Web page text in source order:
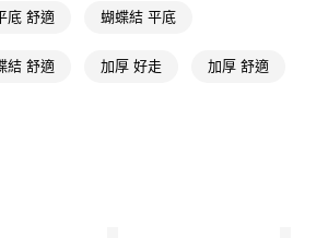
服務購買商品或服務，並由商店將買賣／分期付款
哥付你分期」之契約關係目的，商店將以您的個人
閱以下連結：
當下不需立刻繳費，但若您需要取消訂單，請聯絡
家同意取消之訂單仍視為有效，需透過AFTEE先享
先享後付 」之結帳頁面顯示為準，若有關於
含以上)免運費
底 舒適 蝴蝶結 平底
結 舒適 加厚 好走 加厚 舒適